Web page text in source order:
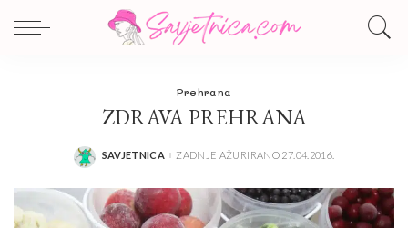
Prehrana
ZDRAVA PREHRANA
POSTED
SAVJETNICA ZADNJE AŽURIRANO 27.04.2016.